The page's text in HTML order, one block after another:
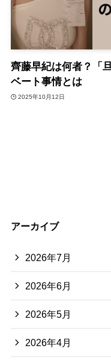
齊藤早紀は何者？「
ベート事情とは
2025年10月12日
アーカイブ
2026年7月
2026年6月
2026年5月
2026年4月